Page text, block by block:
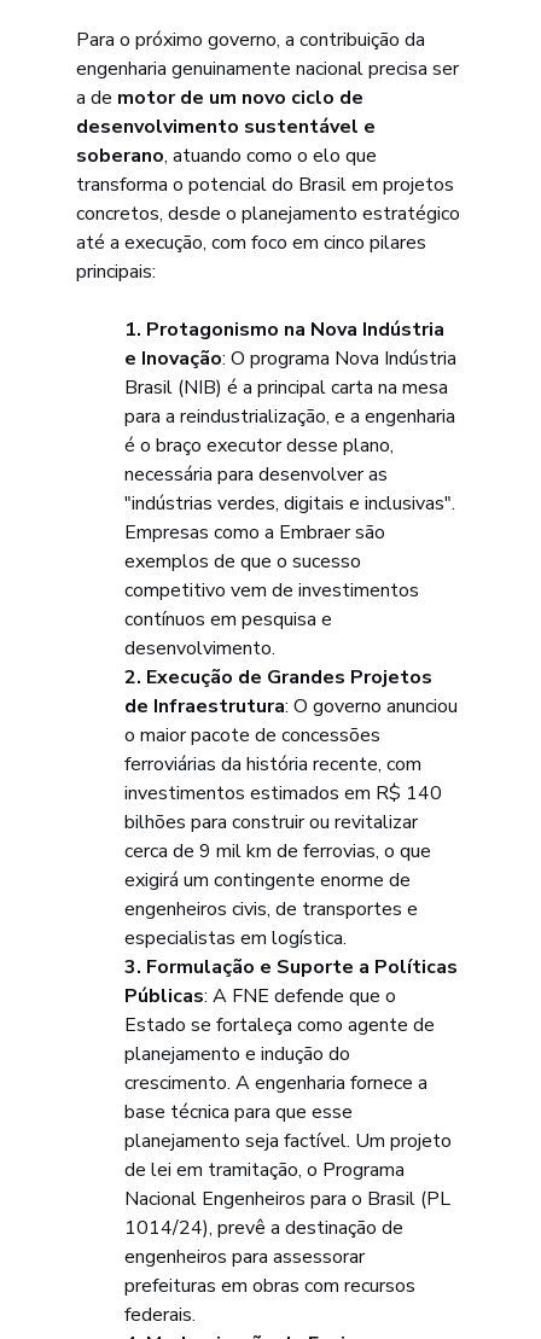
Para o próximo governo, a contribuição da
engenharia genuinamente nacional precisa ser
a de motor de um novo ciclo de
desenvolvimento sustentável e
soberano, atuando como o elo que
transforma o potencial do Brasil em projetos
concretos, desde o planejamento estratégico
até a execução, com foco em cinco pilares
principais:
1. Protagonismo na Nova Indústria
e Inovação: O programa Nova Indústria
Brasil (NIB) é a principal carta na mesa
para a reindustrialização, e a engenharia
é o braço executor desse plano,
necessária para desenvolver as
"indústrias verdes, digitais e inclusivas".
Empresas como a Embraer são
exemplos de que o sucesso
competitivo vem de investimentos
contínuos em pesquisa e
desenvolvimento.
2. Execução de Grandes Projetos
de Infraestrutura: O governo anunciou
o maior pacote de concessões
ferroviárias da história recente, com
investimentos estimados em R$ 140
bilhões para construir ou revitalizar
cerca de 9 mil km de ferrovias, o que
exigirá um contingente enorme de
engenheiros civis, de transportes e
especialistas em logística.
3. Formulação e Suporte a Políticas
Públicas: A FNE defende que o
Estado se fortaleça como agente de
planejamento e indução do
crescimento. A engenharia fornece a
base técnica para que esse
planejamento seja factível. Um projeto
de lei em tramitação, o Programa
Nacional Engenheiros para o Brasil (PL
1014/24), prevê a destinação de
engenheiros para assessorar
prefeituras em obras com recursos
federais.